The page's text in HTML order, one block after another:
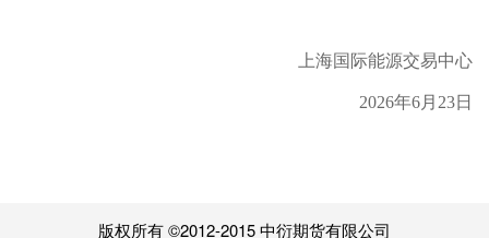
上海国际能源交易中心
2026年6月23日
版权所有 ©2012-2015 中衍期货有限公司